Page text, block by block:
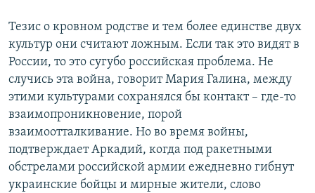
Тезис о кровном родстве и тем более единстве двух
культур они считают ложным. Если так это видят в
России, то это сугубо российская проблема. Не
случись эта война, говорит Мария Галина, между
этими культурами сохранялся бы контакт – где-то
взаимопроникновение, порой
взаимоотталкивание. Но во время войны,
подтверждает Аркадий, когда под ракетными
обстрелами российской армии ежедневно гибнут
украинские бойцы и мирные жители, слово